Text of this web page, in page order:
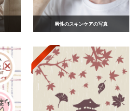
男性のスキンケアの写真